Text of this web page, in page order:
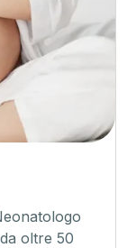
sono
reparto, ti